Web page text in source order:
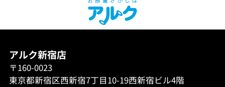
アルク新宿店
〒160-0023
東京都新宿区西新宿7丁目10-19西新宿ビル4階